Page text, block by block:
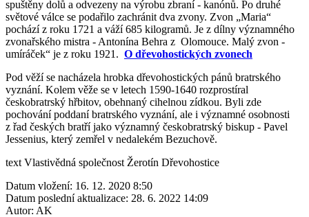
spuštěny dolů a odvezeny na výrobu zbraní - kanónů. Po druhé
světové válce se podařilo zachránit dva zvony. Zvon „Maria“
pochází z roku 1721 a váží 685 kilogramů. Je z dílny významného
zvonařského mistra - Antonína Behra z Olomouce. Malý zvon -
umíráček“ je z roku 1921. O dřevohostických zvonech
Pod věží se nacházela hrobka dřevohostických pánů bratrského
vyznání. Kolem věže se v letech 1590-1640 rozprostíral
českobratrský hřbitov, obehnaný cihelnou zídkou. Byli zde
pochování poddaní bratrského vyznání, ale i významné osobnosti
z řad českých bratří jako významný českobratrský biskup - Pavel
Jessenius, který zemřel v nedalekém Bezuchově.
text Vlastivědná společnost Žerotín Dřevohostice
Datum vložení: 16. 12. 2020 8:50
Datum poslední aktualizace: 28. 6. 2022 14:09
Autor: AK